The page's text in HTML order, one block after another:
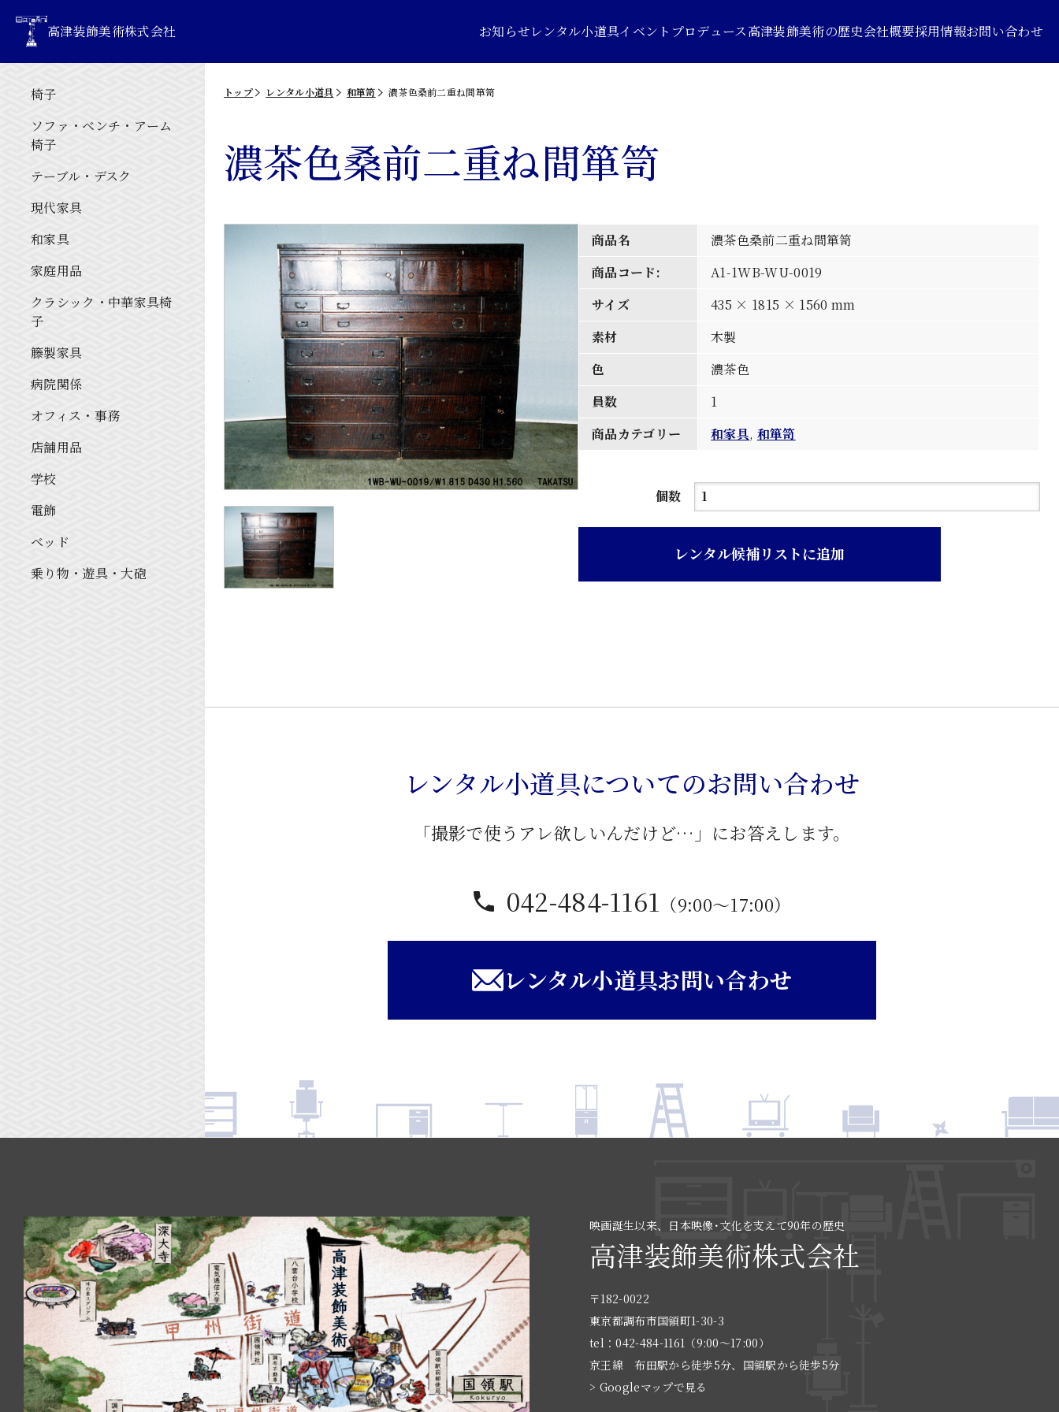
高津装飾美術株式会社 お知らせレンタル小道具イベントプロデュース高津装飾美術の歴史会社概要採用情報お問い合わせ
椅子
ソファ・ベンチ・アーム
椅子
テーブル・デスク
現代家具
和家具
家庭用品
クラシック・中華家具椅
子
籐製家具
病院関係
オフィス・事務
店舗用品
学校
電飾
ベッド
乗り物・遊具・大砲
トップ レンタル小道具 和箪笥 濃茶色桑前二重ね間箪笥
濃茶色桑前二重ね間箪笥
商品名
濃茶色桑前二重ね間箪笥
商品コード:
A1-1WB-WU-0019
サイズ
435 × 1815 × 1560 mm
素材
木製
色
濃茶色
員数
1
商品カテゴリー
和家具, 和箪笥
個数
濃
個
レンタル候補リストに追加
レンタル小道具についてのお問い合わせ
「撮影で使うアレ欲しいんだけど…」にお答えします。
042-484-1161 （9:00〜17:00）
レンタル小道具お問い合わせ
映画誕生以来、日本映像･文化を支えて90年の歴史
高津装飾美術株式会社
〒182-0022
東京都調布市国領町1-30-3
tel：042-484-1161（9:00〜17:00）
京王線 布田駅から徒歩5分、国領駅から徒歩5分
> Googleマップで見る